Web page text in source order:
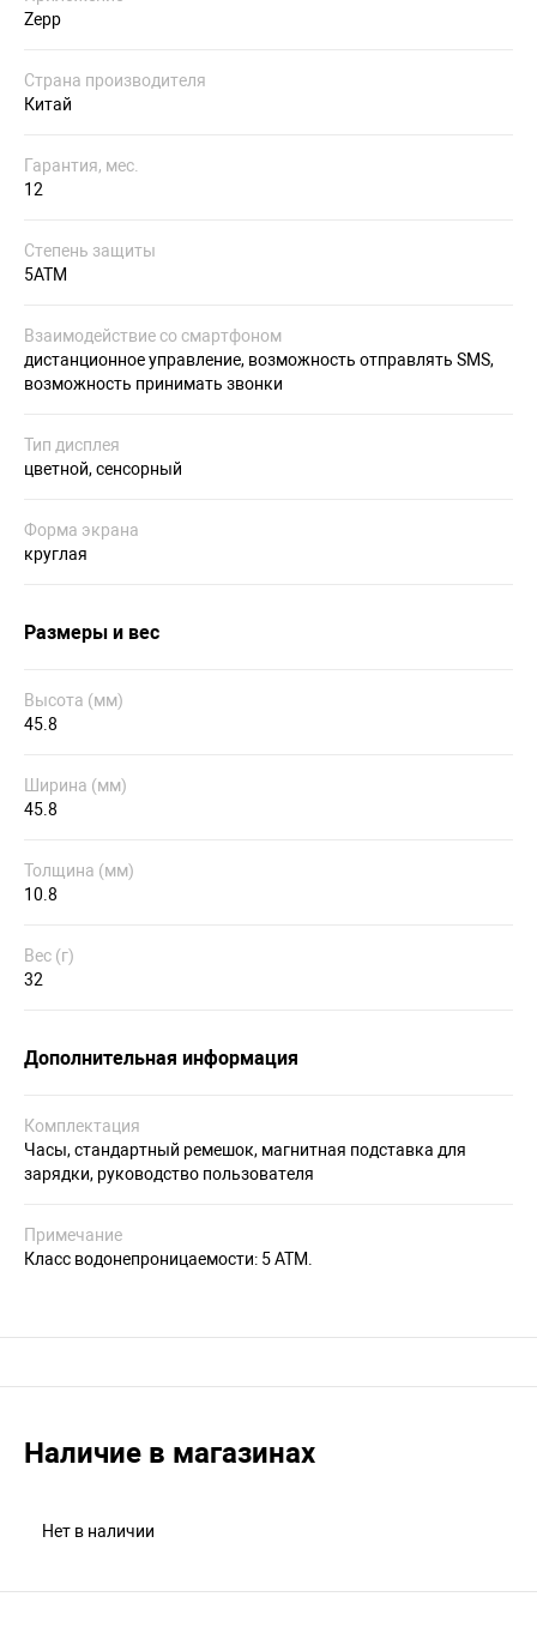
Zepp
Страна производителя
Китай
Гарантия, мес.
12
Степень защиты
5ATM
Взаимодействие со смартфоном
дистанционное управление, возможность отправлять SMS,
возможность принимать звонки
Тип дисплея
цветной, сенсорный
Форма экрана
круглая
Размеры и вес
Высота (мм)
45.8
Ширина (мм)
45.8
Толщина (мм)
10.8
Вес (г)
32
Дополнительная информация
Комплектация
Часы, стандартный ремешок, магнитная подставка для
зарядки, руководство пользователя
Примечание
Класс водонепроницаемости: 5 АТМ.
Наличие в магазинах
Нет в наличии